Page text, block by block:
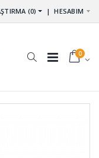
(0) |HESABIM
0